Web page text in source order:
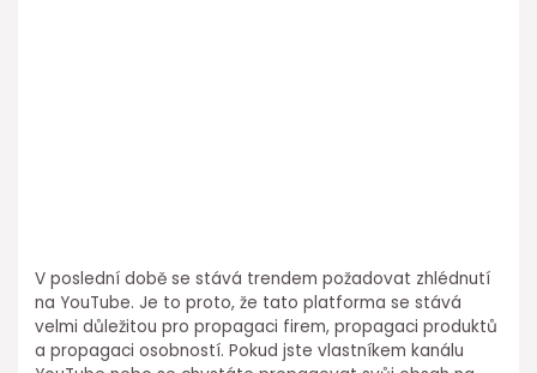
V poslední době se stává trendem požadovat zhlédnutí
na YouTube. Je to proto, že tato platforma se stává
velmi důležitou pro propagaci firem, propagaci produktů
a propagaci osobností. Pokud jste vlastníkem kanálu